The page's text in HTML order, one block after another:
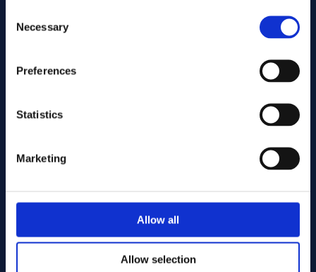
Selection
Necessary
Preferences
Statistics
Marketing
Allow all
Allow selection